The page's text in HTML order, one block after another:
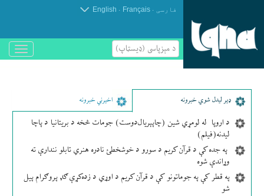
فارسی .
Français
.
English
د مېزپاسى (ډیسټاپ)
باز
و
ډير لیدل شوي خبرونه اخیرني خبرونه
د اروپا له لومړي شین (چاپېریال‌دوست) جومات څخه د بریتانیا د پاچا
لیدنه(فیلم)
په جده کې د قرآن کریم د سورو د خوشخطئ نادره هنري تابلو نندارې ته
وړاندې شوه
په قطر کې په جوماتونو کې د قرآن کریم د اوړي د زده‌کړې ګډ پروګرام پیل
شو